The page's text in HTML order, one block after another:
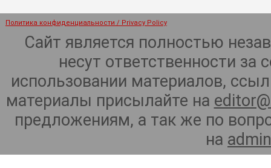
Политика конфиденциальности / Privacy Policy
Сайт является полностью
несут ответственности
использовании материалов,
материалы присылайте на
предложениям, а так же по
на